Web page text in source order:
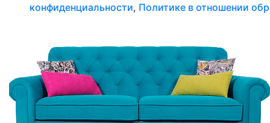
конфиденциальности, Политике в отношении